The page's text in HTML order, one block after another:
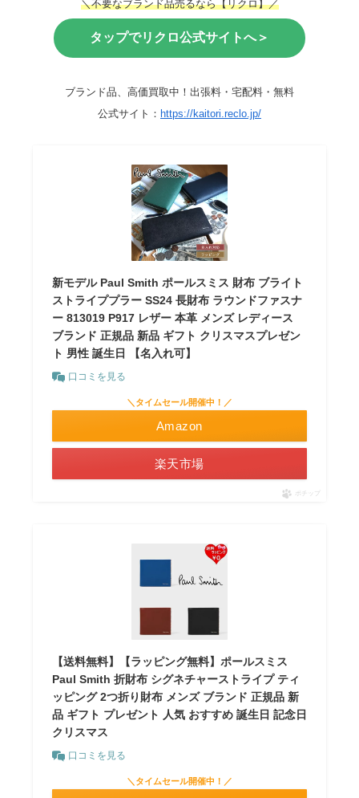
＼不要なブランド品売るなら【リクロ】／
タップでリクロ公式サイトへ＞
ブランド品、高価買取中！出張料・宅配料・無料
公式サイト： https://kaitori.reclo.jp/
新モデル Paul Smith ポールスミス 財布 ブライト
ストライププラー SS24 長財布 ラウンドファスナ
ー 813019 P917 レザー 本革 メンズ レディース
ブランド 正規品 新品 ギフト クリスマスプレゼン
ト 男性 誕生日 【名入れ可】
口コミを見る
＼タイムセール開催中！／
Amazon
楽天市場
ポチップ
【送料無料】【ラッピング無料】ポールスミス
Paul Smith 折財布 シグネチャーストライプ ティ
ッピング 2つ折り財布 メンズ ブランド 正規品 新
品 ギフト プレゼント 人気 おすすめ 誕生日 記念日
クリスマス
口コミを見る
＼タイムセール開催中！／